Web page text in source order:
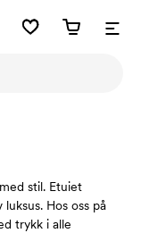
stil. Etuiet
Hos oss på
trykk i alle